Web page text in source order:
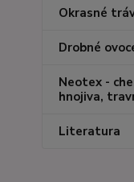
Okrasné
Drobné
Neotex -
hnojiva,
Literatura